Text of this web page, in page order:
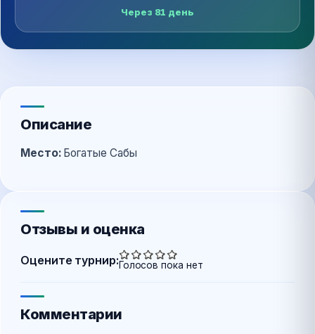
Через 81 день
Описание
Место:Богатые Сабы
Отзывы и оценка
Оцените турнир:Голосов пока нет
Комментарии